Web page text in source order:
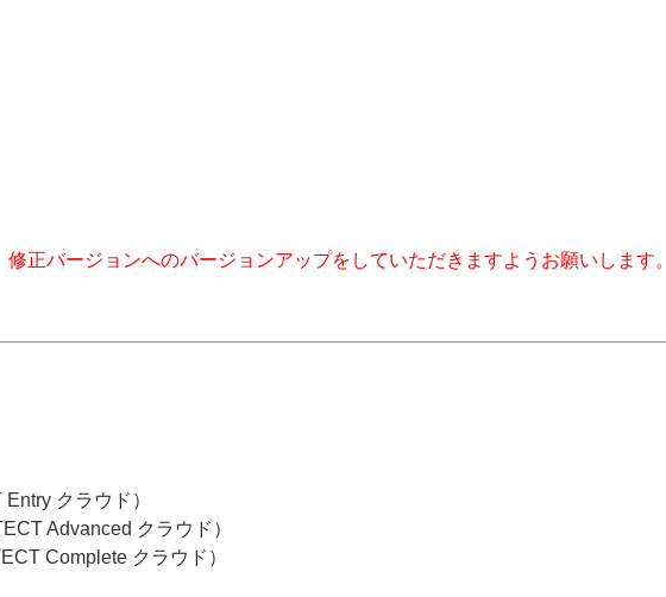
正バージョンへのバージョンアップをしていただきますようお願いします。
クラウド）
Advanced クラウド）
Complete クラウド）